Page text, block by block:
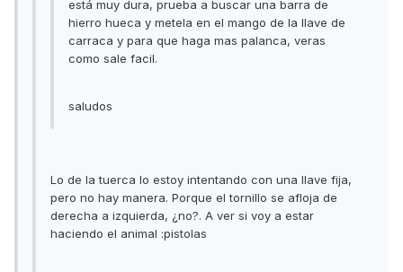
está muy dura, prueba a buscar una barra de
hierro hueca y metela en el mango de la llave de
carraca y para que haga mas palanca, veras
como sale facil.
saludos
Lo de la tuerca lo estoy intentando con una llave fija,
pero no hay manera. Porque el tornillo se afloja de
derecha a izquierda, ¿no?. A ver si voy a estar
haciendo el animal :pistolas